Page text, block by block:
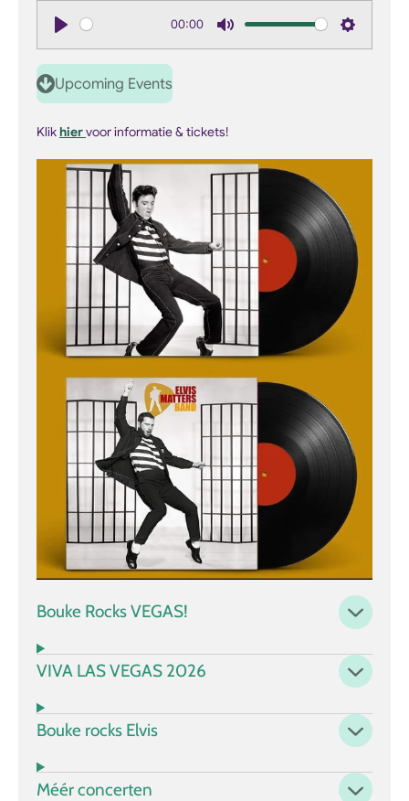
P
l
a
00:00
M
S
s
Upcoming Events
Klikhiervoor informatie & tickets!
Bouke Rocks VEGAS!
VIVA LAS VEGAS 2026
Bouke rocks Elvis
Méér concerten